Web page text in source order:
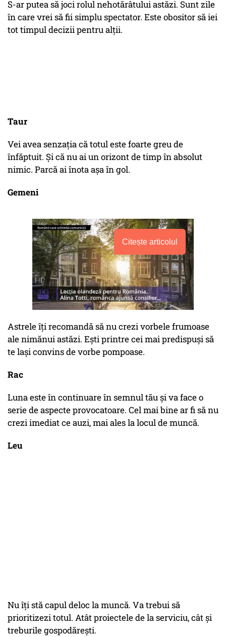
S-ar putea să joci rolul nehotărâtului astăzi. Sunt zile
în care vrei să fii simplu spectator. Este obositor să iei
tot timpul decizii pentru alții.
Taur
Vei avea senzația că totul este foarte greu de
înfăptuit. Și că nu ai un orizont de timp în absolut
nimic. Parcă ai înota așa în gol.
Gemeni
Citește articolul
Astrele îți recomandă să nu crezi vorbele frumoase
ale nimănui astăzi. Ești printre cei mai predispuși să
te lași convins de vorbe pompoase.
Rac
Luna este în continuare în semnul tău și va face o
serie de aspecte provocatoare. Cel mai bine ar fi să nu
crezi imediat ce auzi, mai ales la locul de muncă.
Leu
Nu îți stă capul deloc la muncă. Va trebui să
prioritizezi totul. Atât proiectele de la serviciu, cât și
treburile gospodărești.